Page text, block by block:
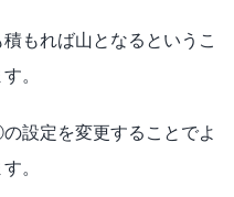
もれば山となるというこ
。
設定を変更することでよ
。